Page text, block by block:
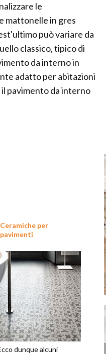
le
mattonelle in gres
può variare da
classico, tipico di
da interno in
adatto per abitazioni
pavimento da interno
Ceramiche per
pavimenti
dunque alcuni